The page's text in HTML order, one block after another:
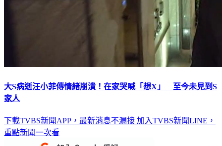
大S病逝汪小菲傳情緒崩潰！在家哭喊「想X」 至今未見到S
家人
下載TVBS新聞APP，最新消息不漏接 加入TVBS新聞LINE，
重點新聞一次看